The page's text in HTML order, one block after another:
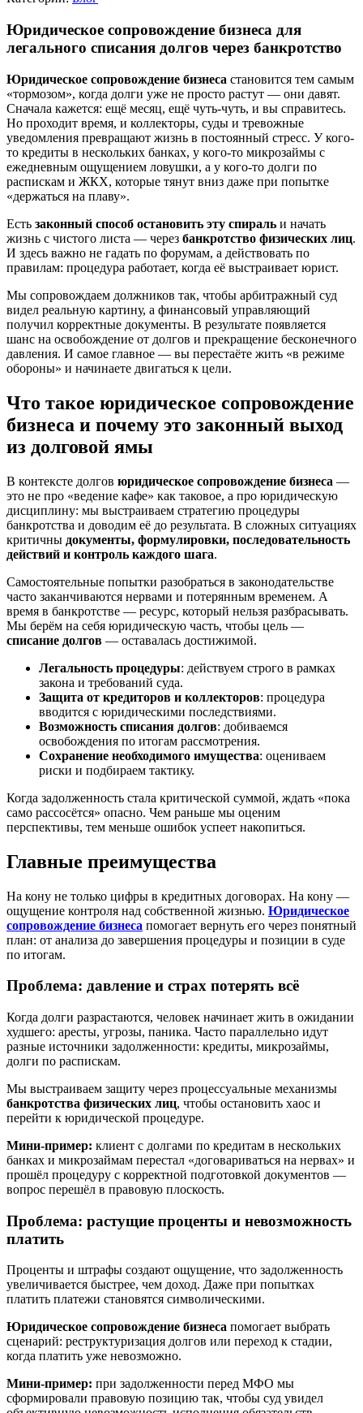
Юридическое сопровождение бизнеса для
легального списания долгов через банкротство
Юридическое сопровождение бизнеса становится тем самым
«тормозом», когда долги уже не просто растут — они давят.
Сначала кажется: ещё месяц, ещё чуть-чуть, и вы справитесь.
Но проходит время, и коллекторы, суды и тревожные
уведомления превращают жизнь в постоянный стресс. У кого-
то кредиты в нескольких банках, у кого-то микрозаймы с
ежедневным ощущением ловушки, а у кого-то долги по
распискам и ЖКХ, которые тянут вниз даже при попытке
«держаться на плаву».
Есть законный способ остановить эту спираль и начать
жизнь с чистого листа — через банкротство физических лиц.
И здесь важно не гадать по форумам, а действовать по
правилам: процедура работает, когда её выстраивает юрист.
Мы сопровождаем должников так, чтобы арбитражный суд
видел реальную картину, а финансовый управляющий
получил корректные документы. В результате появляется
шанс на освобождение от долгов и прекращение бесконечного
давления. И самое главное — вы перестаёте жить «в режиме
обороны» и начинаете двигаться к цели.
Что такое юридическое сопровождение
бизнеса и почему это законный выход
из долговой ямы
В контексте долгов юридическое сопровождение бизнеса —
это не про «ведение кафе» как таковое, а про юридическую
дисциплину: мы выстраиваем стратегию процедуры
банкротства и доводим её до результата. В сложных ситуациях
критичны документы, формулировки, последовательность
действий и контроль каждого шага.
Самостоятельные попытки разобраться в законодательстве
часто заканчиваются нервами и потерянным временем. А
время в банкротстве — ресурс, который нельзя разбрасывать.
Мы берём на себя юридическую часть, чтобы цель —
списание долгов — оставалась достижимой.
Легальность процедуры: действуем строго в рамках
закона и требований суда.
Защита от кредиторов и коллекторов: процедура
вводится с юридическими последствиями.
Возможность списания долгов: добиваемся
освобождения по итогам рассмотрения.
Сохранение необходимого имущества: оцениваем
риски и подбираем тактику.
Когда задолженность стала критической суммой, ждать «пока
само рассосётся» опасно. Чем раньше мы оценим
перспективы, тем меньше ошибок успеет накопиться.
Главные преимущества
На кону не только цифры в кредитных договорах. На кону —
ощущение контроля над собственной жизнью. Юридическое
сопровождение бизнеса помогает вернуть его через понятный
план: от анализа до завершения процедуры и позиции в суде
по итогам.
Проблема: давление и страх потерять всё
Когда долги разрастаются, человек начинает жить в ожидании
худшего: аресты, угрозы, паника. Часто параллельно идут
разные источники задолженности: кредиты, микрозаймы,
долги по распискам.
Мы выстраиваем защиту через процессуальные механизмы
банкротства физических лиц, чтобы остановить хаос и
перейти к юридической процедуре.
Мини-пример: клиент с долгами по кредитам в нескольких
банках и микрозаймам перестал «договариваться на нервах» и
прошёл процедуру с корректной подготовкой документов —
вопрос перешёл в правовую плоскость.
Проблема: растущие проценты и невозможность
платить
Проценты и штрафы создают ощущение, что задолженность
увеличивается быстрее, чем доход. Даже при попытках
платить платежи становятся символическими.
Юридическое сопровождение бизнеса помогает выбрать
сценарий: реструктуризация долгов или переход к стадии,
когда платить уже невозможно.
Мини-пример: при задолженности перед МФО мы
сформировали правовую позицию так, чтобы суд увидел